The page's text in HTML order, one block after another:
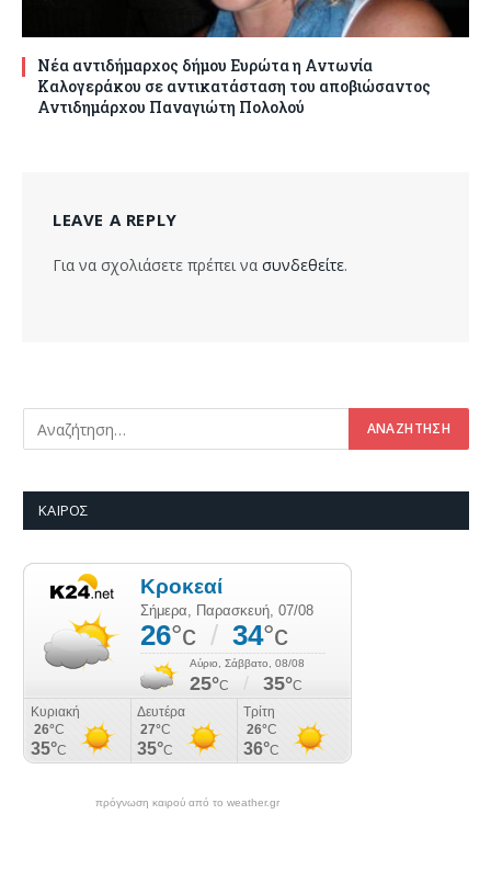
Νέα αντιδήμαρχος δήμου Ευρώτα η Αντωνία
Καλογεράκου σε αντικατάσταση του αποβιώσαντος
Αντιδημάρχου Παναγιώτη Πολολού
LEAVE A REPLY
Για να σχολιάσετε πρέπει να συνδεθείτε.
ΚΑΙΡΌΣ
πρόγνωση καιρού από το weather.gr